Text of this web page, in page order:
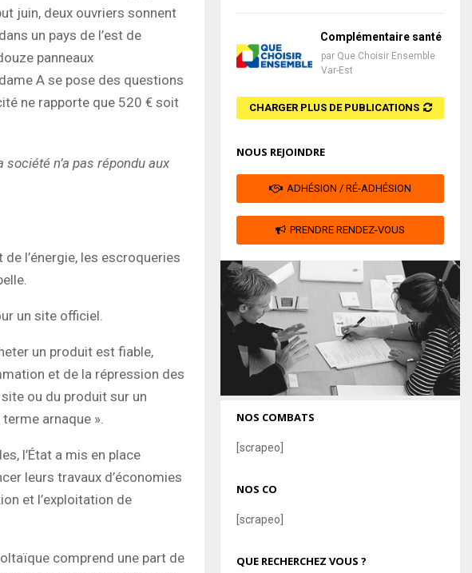
juin, deux ouvriers sonnent
un pays de l’est de
panneaux
A se pose des questions
ne rapporte que 520 € soit
n’a pas répondu aux
l’énergie, les escroqueries
un site officiel.
un produit est fiable,
et de la répression des
ou du produit sur un
arnaque ».
l’État a mis en place
leurs travaux d’économies
et l’exploitation de
comprend une part de
Complémentaire santé
par Que Choisir Ensemble
Var-Est
CHARGER PLUS DE PUBLICATIONS
NOUS REJOINDRE
ADHÉSION / RÉ-ADHÉSION
PRENDRE RENDEZ-VOUS
NOS COMBATS
[scrapeo]
NOS CO
[scrapeo]
QUE RECHERCHEZ VOUS ?